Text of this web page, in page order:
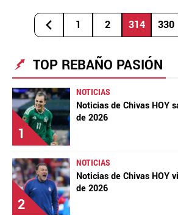
1 2 314 330
TOP REBAÑO PASIÓN
1
NOTICIAS
Noticias de Chivas HOY
de 2026
2
NOTICIAS
Noticias de Chivas HOY
de 2026